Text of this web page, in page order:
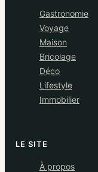
Gastronomie
Voyage
Maison
Bricolage
Déco
Lifestyle
Immobilier
LE SITE
À propos